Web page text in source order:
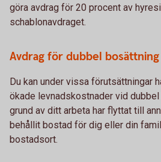
göra avdrag för 20 procent av
schablonavdraget.
Avdrag för dubbel bosättning
Du kan under vissa förutsättningar
ökade levnadskostnader vid
grund av ditt arbeta har flyttat till
behållit bostad för dig eller din
bostadsort.